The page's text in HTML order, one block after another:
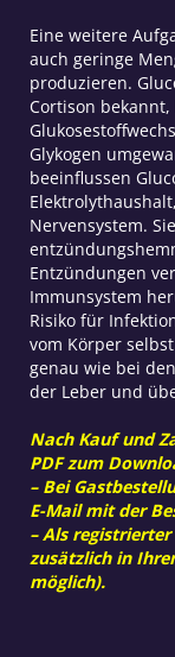
Eine weitere
auch geringe
produzieren.
Cortison
Glykogen
beeinflussen
Nervensystem.
Entzündungen
Immunsystem
Risiko für
vom Körper
genau wie bei
der Leber und
Nach Kauf und
PDF zum
– Bei
E-Mail mit der
– Als
zusätzlich in
möglich).